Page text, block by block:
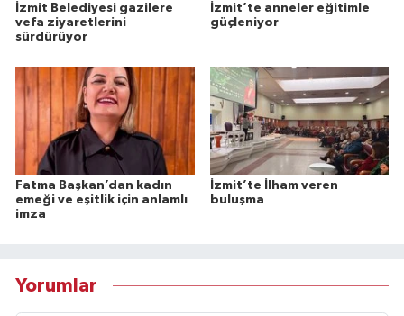
İzmit Belediyesi gazilere
vefa ziyaretlerini
sürdürüyor
İzmit’te anneler eğitimle
güçleniyor
Fatma Başkan’dan kadın
emeği ve eşitlik için anlamlı
imza
İzmit’te İlham veren
buluşma
Yorumlar